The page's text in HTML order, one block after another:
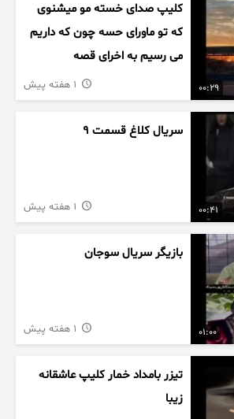
00:29
کلیپ صدای خسته مو میشنوی
که تو ماورای حسه چون که داریم
می رسیم به اخرای قصه
00:41
سریال کلاغ قسمت 9
01:00
بازیگر سریال سوجان
تیزر بامداد خمار کلیپ عاشقانه
زیبا